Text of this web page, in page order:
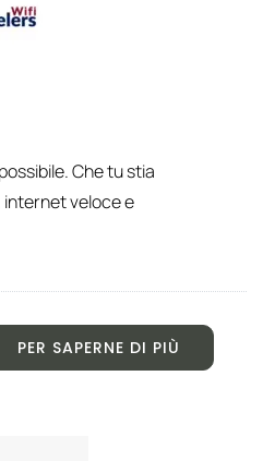
Che tu stia
internet veloce e
PER SAPERNE DI PIÙ